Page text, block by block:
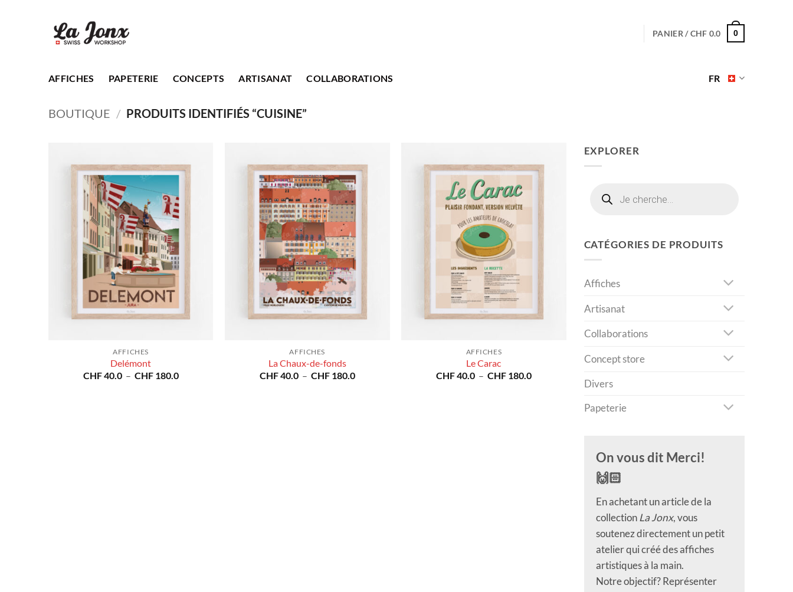
PANIER /CHF 0.0 0
AFFICHES PAPETERIE CONCEPTS ARTISANAT COLLABORATIONS FR
BOUTIQUE / PRODUITS IDENTIFIÉS “CUISINE”
AFFICHES
Delémont
CHF40.0 – CHF180.0Plage
AFFICHES
La Chaux-de-fonds
CHF40.0 – CHF180.0Plage
AFFICHES
Le Carac
CHF40.0 – CHF180.0Plage
EXPLORER
produits
CATÉGORIES DE PRODUITS
Affiches
Artisanat
Collaborations
Concept store
Divers
Papeterie
On vous dit Merci!
🙌🏻
En achetant un article de la
collectionLa Jonx, vous
soutenez directement un petit
atelier qui créé des affiches
artistiques à la main.
Notre objectif? Représenter